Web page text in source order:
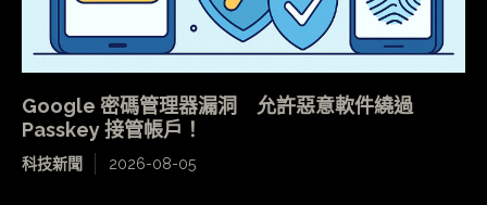
Google 密碼管理器漏洞 允許惡意軟件繞過
Passkey 接管帳戶！
科技新聞 2026-08-05